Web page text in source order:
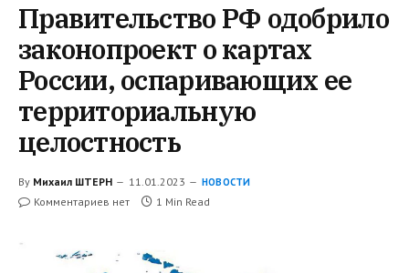
Правительство РФ одобрило
законопроект о картах
России, оспаривающих ее
территориальную
целостность
By Михаил ШТЕРН 11.01.2023 НОВОСТИ
Комментариев нет 1 Min Read